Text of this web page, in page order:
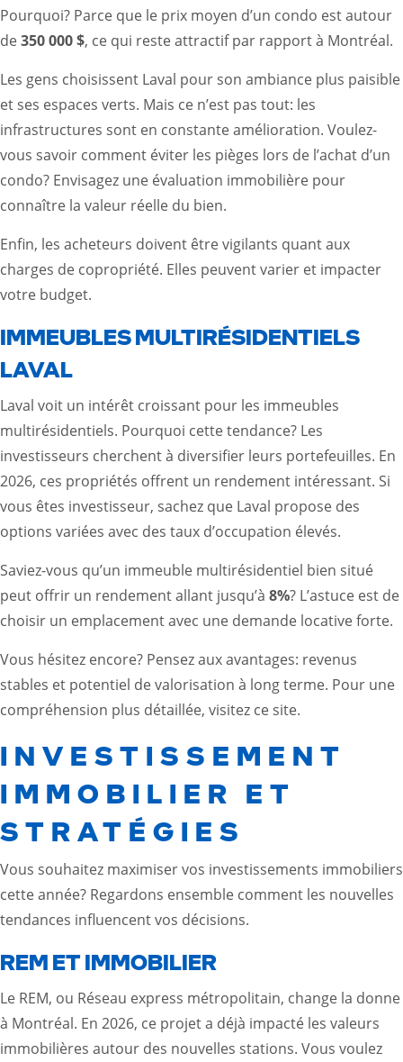
Pourquoi? Parce que le prix moyen d’un condo est autour
de350 000 $, ce qui reste attractif par rapport à Montréal.
Les gens choisissent Laval pour son ambiance plus paisible
et ses espaces verts. Mais ce n’est pas tout: les
infrastructures sont en constante amélioration. Voulez-
vous savoir comment éviter les pièges lors de l’achat d’un
condo? Envisagez une évaluation immobilière pour
connaître la valeur réelle du bien.
Enfin, les acheteurs doivent être vigilants quant aux
charges de copropriété. Elles peuvent varier et impacter
votre budget.
IMMEUBLES MULTIRÉSIDENTIELS
LAVAL
Laval voit un intérêt croissant pour les immeubles
multirésidentiels. Pourquoi cette tendance? Les
investisseurs cherchent à diversifier leurs portefeuilles. En
2026, ces propriétés offrent un rendement intéressant. Si
vous êtes investisseur, sachez que Laval propose des
options variées avec des taux d’occupation élevés.
Saviez-vous qu’un immeuble multirésidentiel bien situé
peut offrir un rendement allant jusqu’à 8%? L’astuce est de
choisir un emplacement avec une demande locative forte.
Vous hésitez encore? Pensez aux avantages: revenus
stables et potentiel de valorisation à long terme. Pour une
compréhension plus détaillée, visitez ce site.
INVESTISSEMENT
IMMOBILIER ET
STRATÉGIES
Vous souhaitez maximiser vos investissements immobiliers
cette année? Regardons ensemble comment les nouvelles
tendances influencent vos décisions.
REM ET IMMOBILIER
Le REM, ou Réseau express métropolitain, change la donne
à Montréal. En 2026, ce projet a déjà impacté les valeurs
immobilières autour des nouvelles stations. Vous voulez